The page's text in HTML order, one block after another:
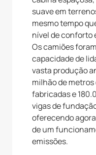
suave em
mesmo tempo
nível de conforto
Os camiões
capacidade de
vasta produção
milhão de
fabricadas e
vigas de
oferecendo
de um
emissões.